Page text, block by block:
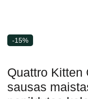
-15%
Quattro Kitten
sausas